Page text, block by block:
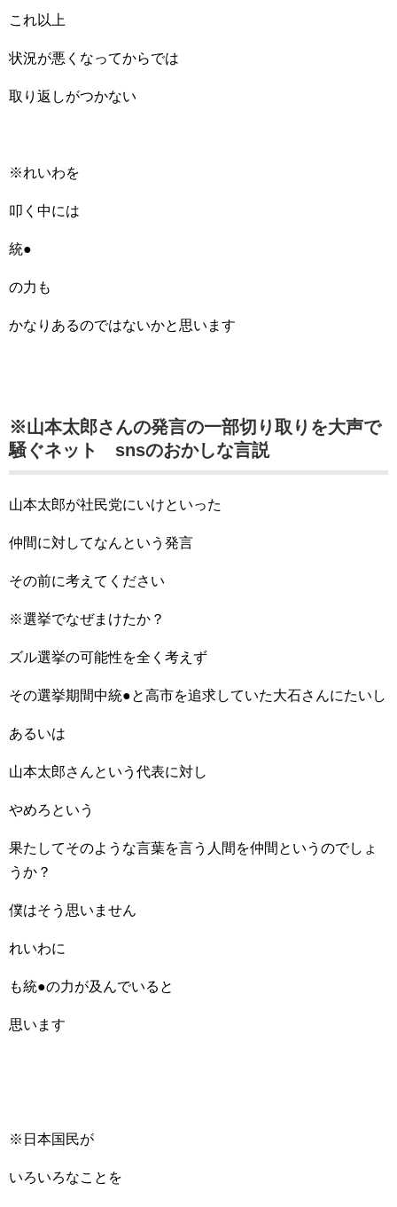
これ以上
状況が悪くなってからでは
取り返しがつかない
※れいわを
叩く中には
統●
の力も
かなりあるのではないかと思います
※山本太郎さんの発言の一部切り取りを大声で
騒ぐネット snsのおかしな言説
山本太郎が社民党にいけといった
仲間に対してなんという発言
その前に考えてください
※選挙でなぜまけたか？
ズル選挙の可能性を全く考えず
その選挙期間中統●と高市を追求していた大石さんにたいし
あるいは
山本太郎さんという代表に対し
やめろという
果たしてそのような言葉を言う人間を仲間というのでしょ
うか？
僕はそう思いません
れいわに
も統●の力が及んでいると
思います
※日本国民が
いろいろなことを